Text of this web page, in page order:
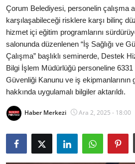
Mülki İdare
Toplum ve Yaşam
Sivil Toplum Kuruluşları
Kamu Kurumları ve Üst Kurullar
Resmi Reklamlar
Çorum Belediyesi, personelin çalışma
karşılaşabileceği risklere karşı bilinç
hizmet içi eğitim programlarını
salonunda düzenlenen “İş Sağlığı ve
Çalışma” başlıklı seminerde, Destek
Bilgi İşlem Müdürlüğü personeline 6331
Güvenliği Kanunu ve iş ekipmanlarının
hakkında uygulamalı bilgiler aktarıldı.
Haber Merkezi Ara 2, 2025 - 18:00